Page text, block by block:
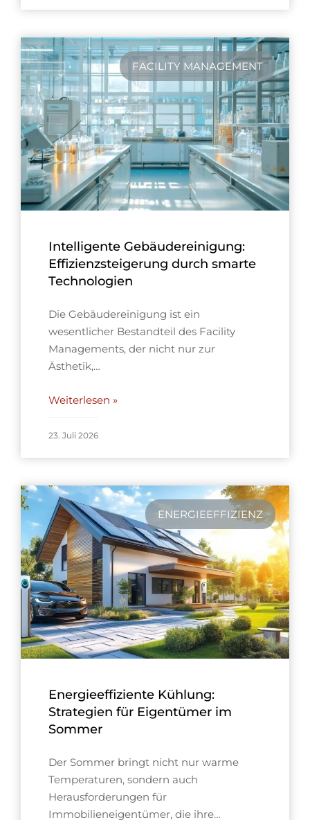
FACILITY MANAGEMENT
Intelligente Gebäudereinigung:
Effizienzsteigerung durch smarte
Technologien
Die Gebäudereinigung ist ein
wesentlicher Bestandteil des Facility
Managements, der nicht nur zur
Ästhetik,…
Weiterlesen »
23. Juli 2026
ENERGIEEFFIZIENZ
Energieeffiziente Kühlung:
Strategien für Eigentümer im
Sommer
Der Sommer bringt nicht nur warme
Temperaturen, sondern auch
Herausforderungen für
Immobilieneigentümer, die ihre…